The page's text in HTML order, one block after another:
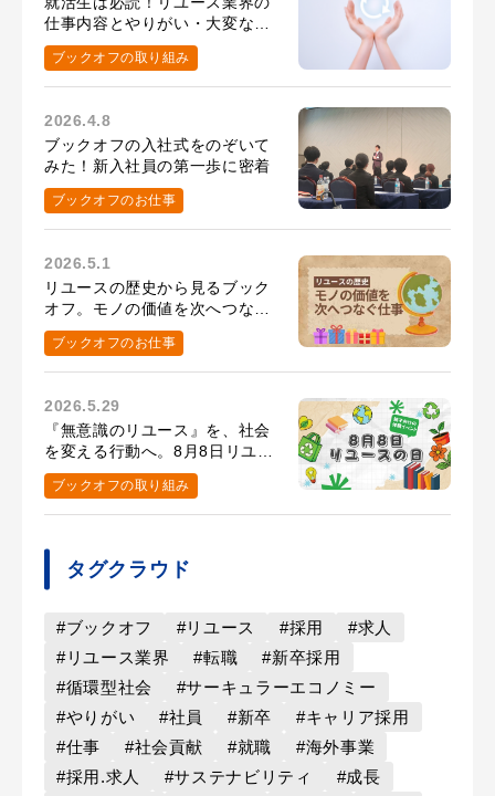
仕事内容とやりがい・大変なこ
と
ブックオフの取り組み
2026.4.8
ブックオフの入社式をのぞいて
みた！新入社員の第一歩に密着
ブックオフのお仕事
2026.5.1
リユースの歴史から見るブック
オフ。モノの価値を次へつなぐ
仕事とは？
ブックオフのお仕事
2026.5.29
『無意識のリユース』を、社会
を変える行動へ。8月8日リユー
スの日の取り組み
ブックオフの取り組み
タグクラウド
#ブックオフ #リユース #採用
#求人
#リユース業界
#転職
#新卒採用
#循環型社会
#サーキュラーエコノミー
#やりがい
#社員 #新卒
#キャリア採用
#仕事
#社会貢献 #就職
#海外事業
#採用.求人
#サステナビリティ
#成長